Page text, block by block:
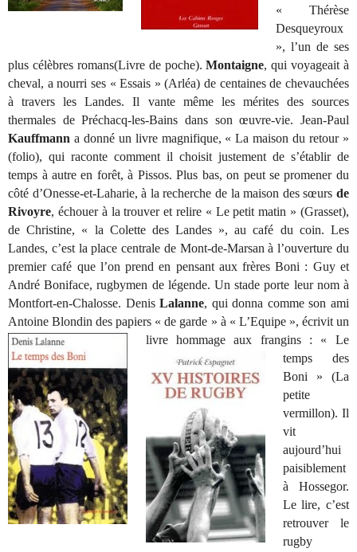
« Thérèse
Desqueyroux
», l’un de ses
plus célèbres romans(Livre de poche).Montaigne, qui voyageait à
cheval, a nourri ses « Essais » (Arléa) de centaines de chevauchées
à travers les Landes. Il vante même les mérites des sources
thermales de Préchacq-les-Bains dans son œuvre-vie. Jean-Paul
Kauffmann a donné un livre magnifique, « La maison du retour »
(folio), qui raconte comment il choisit justement de s’établir de
temps à autre en forêt, à Pissos. Plus bas, on peut se promener du
côté d’Onesse-et-Laharie, à la recherche de la maison des sœurs de
Rivoyre, échouer à la trouver et relire « Le petit matin » (Grasset),
de Christine, « la Colette des Landes », au café du coin. Les
Landes, c’est la place centrale de Mont-de-Marsan à l’ouverture du
premier café que l’on prend en pensant aux frères Boni : Guy et
André Boniface, rugbymen de légende. Un stade porte leur nom à
Montfort-en-Chalosse. DenisLalanne, qui donna comme son ami
Antoine Blondin des papiers « de garde » à « L’Equipe », écrivit un
livre hommageaux frangins : « Le
temps des
Boni » (La
petite
vermillon). Il
vit
aujourd’hui
paisiblement
à Hossegor.
Le lire, c’est
retrouver le
rugby